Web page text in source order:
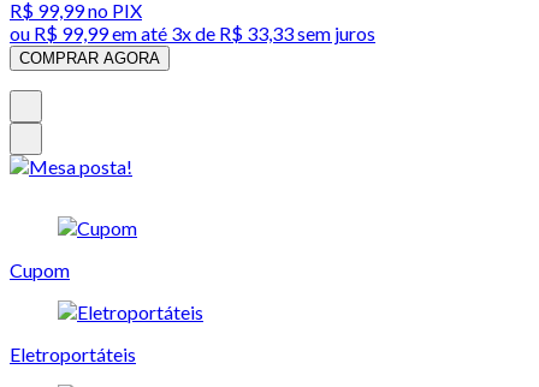
R$ 99,99no PIX
ou R$ 99,99em até 3x de R$ 33,33 sem juros
COMPRAR AGORA
Cupom
Eletroportáteis